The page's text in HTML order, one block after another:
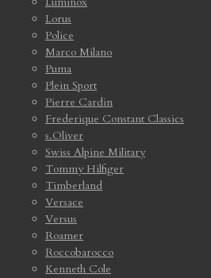
Lorus
Police
Marco Milano
Puma
Plein Sport
Pierre Cardin
Frederique Constant Classics
s.Oliver
Swiss Alpine Military
Tommy Hilfiger
Timberland
Versace
Versus
Roamer
Roccobarocco
Kenneth Cole